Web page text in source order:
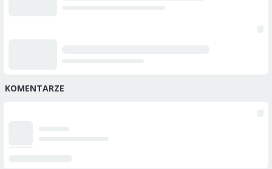
KOMENTARZE